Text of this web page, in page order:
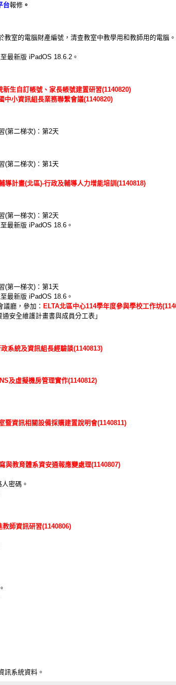
台報修。
室的電腦財產編號，清查教室中教學用和教師用的電腦。
最新版 iPadOS 18.6.2。
新生自訂帳號、家長帳號建置研習(1140820)
中小資訊組長業務聯繫會議(1140820)
(第二梯次)：第2天
(第二梯次)：第1天
導計畫(北區)-行政及輔導人力增能培訓(1140818)
(第一梯次)：第2天
最新版 iPadOS 18.6。
(第一梯次)：第1天
最新版 iPadOS 18.6。
廳，參加： ELTA北區中心114學年度參與學校工作坊
安全維護計畫書與成員分工表」
系統及資訊組長經驗談(1140813)
及虛擬機房管理實作(1140812)
暨資訊相關設備採購建置說明會(1140811)
與教育體系資安通報應變處理(1140807)
密碼。
師資訊研習(1140806)
訊系統資料。